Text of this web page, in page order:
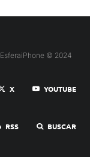
EsferaiPhone © 2024
X YOUTUBE
RSS BUSCAR